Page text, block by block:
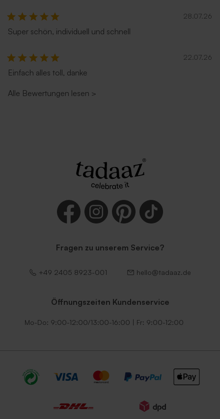
Tischkarte in Herzform mit
eigenem Design
Bogenförmige Tischkarte
mit eigenem Design
Goldener Briefumschlag
Roter Umschlag Schwarzer Umschlag
Verschlussklappe
28.07.26
Super schön, individuell und schnell
22.07.26
Einfach alles toll, danke
Alle Bewertungen lesen >
Fragen zu unserem Service?
+49 2405 8923-001 hello@tadaaz.de
Öffnungszeiten Kundenservice
Mo-Do: 9:00-12:00/13:00-16:00 | Fr: 9:00-12:00